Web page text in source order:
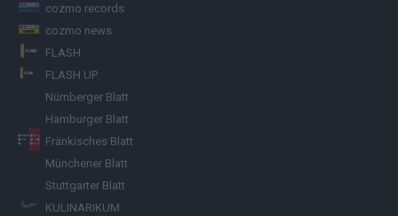
cozmo records
cozmo news
FLASH
FLASH UP
Nürnberger Blatt
Hamburger Blatt
Fränkisches Blatt
Münchener Blatt
Stuttgarter Blatt
KULINARIKUM.